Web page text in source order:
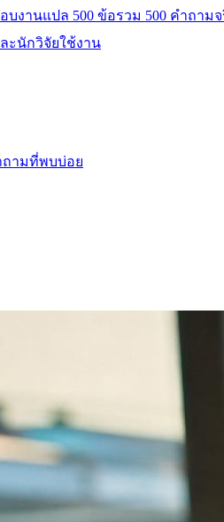
บงานแปล 500 ข้อรวม 500 คำถาม
ละนักวิจัยใช้งาน
ถามที่พบบ่อย